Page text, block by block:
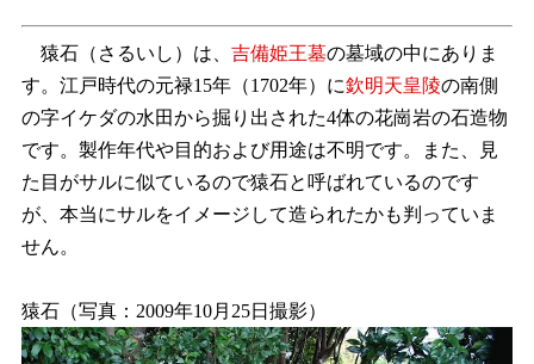
猿石（さるいし）は、 吉備姫王墓の墓域の中にありま
す。江戸時代の元禄15年（1702年）に欽明天皇陵の南側
の字イケダの水田から掘り出された4体の花崗岩の石造物
です。製作年代や目的および用途は不明です。また、見
た目がサルに似ているので猿石と呼ばれているのです
が、本当にサルをイメージして造られたかも判っていま
せん。
猿石（写真：2009年10月25日撮影）